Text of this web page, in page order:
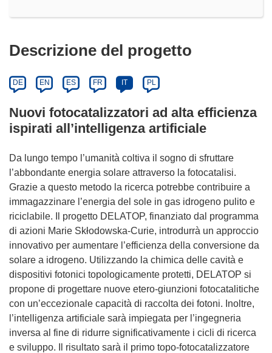
Descrizione del progetto
DE EN ES FR IT PL
Nuovi fotocatalizzatori ad alta efficienza
ispirati all’intelligenza artificiale
Da lungo tempo l’umanità coltiva il sogno di sfruttare
l’abbondante energia solare attraverso la fotocatalisi.
Grazie a questo metodo la ricerca potrebbe contribuire a
immagazzinare l’energia del sole in gas idrogeno pulito e
riciclabile. Il progetto DELATOP, finanziato dal programma
di azioni Marie Skłodowska-Curie, introdurrà un approccio
innovativo per aumentare l’efficienza della conversione da
solare a idrogeno. Utilizzando la chimica delle cavità e
dispositivi fotonici topologicamente protetti, DELATOP si
propone di progettare nuove etero-giunzioni fotocatalitiche
con un’eccezionale capacità di raccolta dei fotoni. Inoltre,
l’intelligenza artificiale sarà impiegata per l’ingegneria
inversa al fine di ridurre significativamente i cicli di ricerca
e sviluppo. Il risultato sarà il primo topo-fotocatalizzatore